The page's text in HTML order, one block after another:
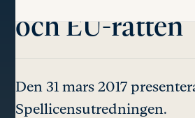
och EU-rätten
Den 31 mars 2017
Spellicensutredningen.